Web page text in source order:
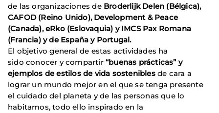
de las organizaciones de Broderlijk Delen (Bélgica),
CAFOD (Reino Unido), Development & Peace
(Canada), eRko (Eslovaquia) y IMCS Pax Romana
(Francia) y de España y Portugal.
El objetivo general de estas actividades ha
sido conocer y compartir “buenas prácticas” y
ejemplos de estilos de vida sosteniblesde cara a
lograr un mundo mejor en el que se tenga presente
el cuidado del planeta y de las personas que lo
habitamos, todo ello inspirado en la